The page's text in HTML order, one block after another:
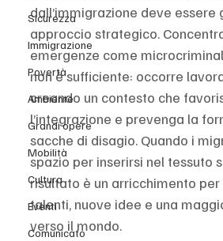
Sicurezza
Immigrazione
Povertà
Ambiente
Grandi opere
Mobilità
Cultura
Eventi
Comunicato
dall’immigrazione deve essere
approccio strategico.
emergenze come
non è sufficiente: occorre
creando un contesto che
l’integrazione e prevenga la
sacche di disagio. Quando i
spazio per inserirsi nel tessuto
risultato è un arricchimento
talenti, nuove idee e una
verso il mondo.